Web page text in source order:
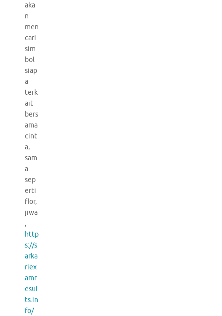
aka
n
men
cari
sim
bol
siap
a
terk
ait
bers
ama
cint
a,
sam
a
sep
erti
flor,
jiwa
,
http
s://s
arka
riex
amr
esul
ts.in
fo/